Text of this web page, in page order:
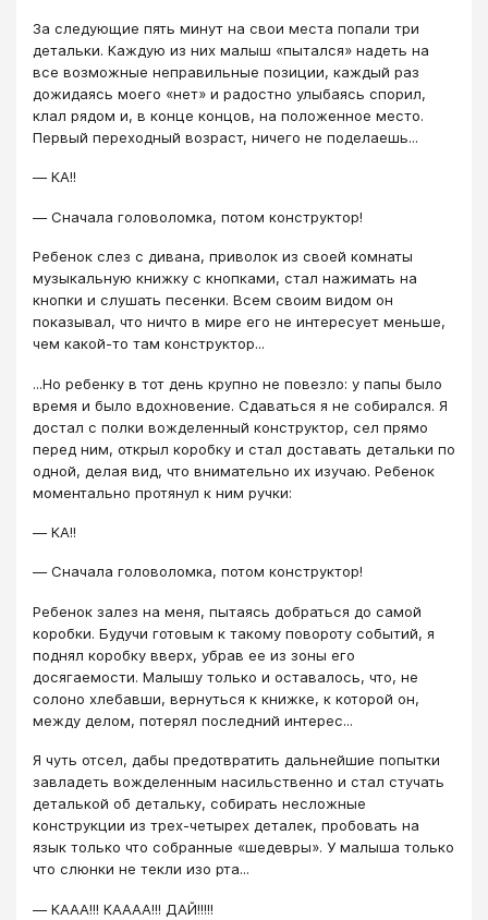
За следующие пять минут на свои места попали три
детальки. Каждую из них малыш «пытался» надеть на
все возможные неправильные позиции, каждый раз
дожидаясь моего «нет» и радостно улыбаясь спорил,
клал рядом и, в конце концов, на положенное место.
Первый переходный возраст, ничего не поделаешь...
― КА!!
― Сначала головоломка, потом конструктор!
Ребенок слез с дивана, приволок из своей комнаты
музыкальную книжку с кнопками, стал нажимать на
кнопки и слушать песенки. Всем своим видом он
показывал, что ничто в мире его не интересует меньше,
чем какой-то там конструктор...
...Но ребенку в тот день крупно не повезло: у папы было
время и было вдохновение. Сдаваться я не собирался. Я
достал с полки вожделенный конструктор, сел прямо
перед ним, открыл коробку и стал доставать детальки по
одной, делая вид, что внимательно их изучаю. Ребенок
моментально протянул к ним ручки:
― КА!!
― Сначала головоломка, потом конструктор!
Ребенок залез на меня, пытаясь добраться до самой
коробки. Будучи готовым к такому повороту событий, я
поднял коробку вверх, убрав ее из зоны его
досягаемости. Малышу только и оставалось, что, не
солоно хлебавши, вернуться к книжке, к которой он,
между делом, потерял последний интерес...
Я чуть отсел, дабы предотвратить дальнейшие попытки
завладеть вожделенным насильственно и стал стучать
деталькой об детальку, собирать несложные
конструкции из трех-четырех деталек, пробовать на
язык только что собранные «шедевры». У малыша только
что слюнки не текли изо рта...
― КААА!!! КАААА!!! ДАЙ!!!!!